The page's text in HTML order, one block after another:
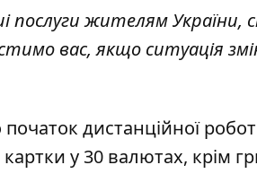
жителям України,
вас, якщо ситуація
дистанційної
у 30 валютах, крім